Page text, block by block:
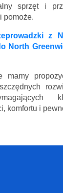
sprzęt i
pomoże.
z
North
mamy
komfortu i